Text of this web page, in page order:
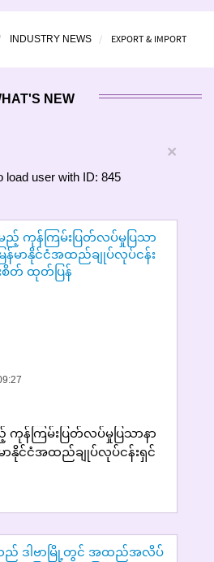
INDUSTRY NEWS EXPORT & IMPORT
NEW
×
load user with ID: 845
န်ကြမ်းပြတ်လပ်မှုပြသာနာ
မာနိုင်ငံအထည်ချုပ်လုပ်ငန်းရှင်
ထုတ်ပြန်